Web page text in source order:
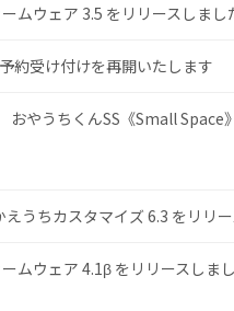
ムウェア 3.5 をリリースしまし
約受け付けを再開いたします
おやうちくんSS《Small Space
うちカスタマイズ 6.3 をリリ
ムウェア 4.1β をリリースしま